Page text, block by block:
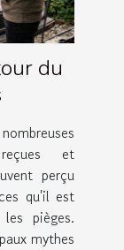
du
et
perçu
qu'il est
pièges.
mythes